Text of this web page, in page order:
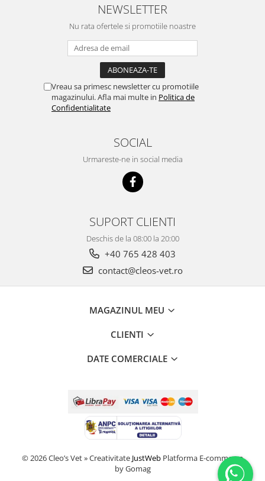
NEWSLETTER
Nu rata ofertele si promotiile noastre
Vreau sa primesc newsletter cu promotiile
magazinului. Afla mai multe in Politica de
Confidentialitate
SOCIAL
Urmareste-ne in social media
SUPORT CLIENTI
Deschis de la 08:00 la 20:00
+40 765 428 403
contact@cleos-vet.ro
MAGAZINUL MEU
CLIENTI
DATE COMERCIALE
© 2026 Cleo’s Vet » Creativitate JustWeb Platforma E-commerce
by Gomag